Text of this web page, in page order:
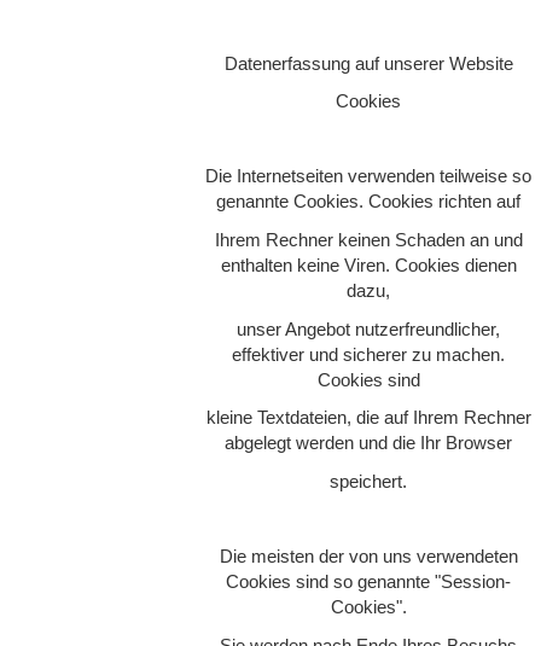
Datenerfassung auf unserer Website
Cookies
Die Internetseiten verwenden teilweise so
genannte Cookies. Cookies richten auf
Ihrem Rechner keinen Schaden an und
enthalten keine Viren. Cookies dienen
dazu,
unser Angebot nutzerfreundlicher,
effektiver und sicherer zu machen.
Cookies sind
kleine Textdateien, die auf Ihrem Rechner
abgelegt werden und die Ihr Browser
speichert.
Die meisten der von uns verwendeten
Cookies sind so genannte "Session-
Cookies".